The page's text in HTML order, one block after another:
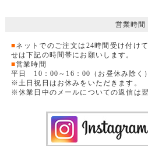
営業時間
■ネットでのご注文は24時間受け付け
せは下記の時間帯にお願いします。
■営業時間
平日 10：00～16：00（お昼休み除く）
※土日祝日はお休みをいただきます。
※休業日中のメールについての返信は